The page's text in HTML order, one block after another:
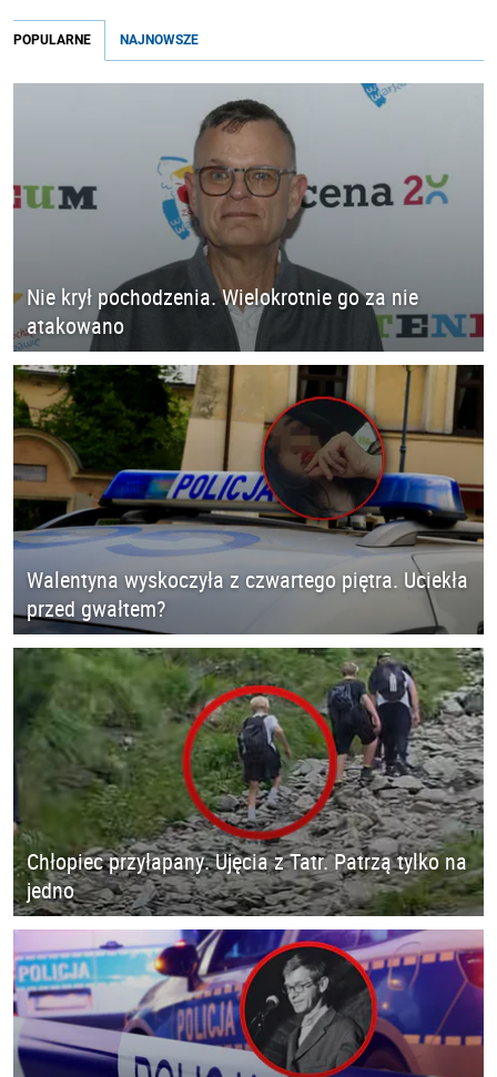
POPULARNE NAJNOWSZE
Nie krył pochodzenia. Wielokrotnie go za nie
atakowano
Walentyna wyskoczyła z czwartego piętra. Uciekła
przed gwałtem?
Chłopiec przyłapany. Ujęcia z Tatr. Patrzą tylko na
jedno